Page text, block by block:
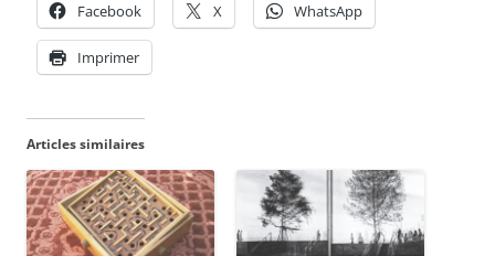
Facebook X WhatsApp
Imprimer
Articles similaires